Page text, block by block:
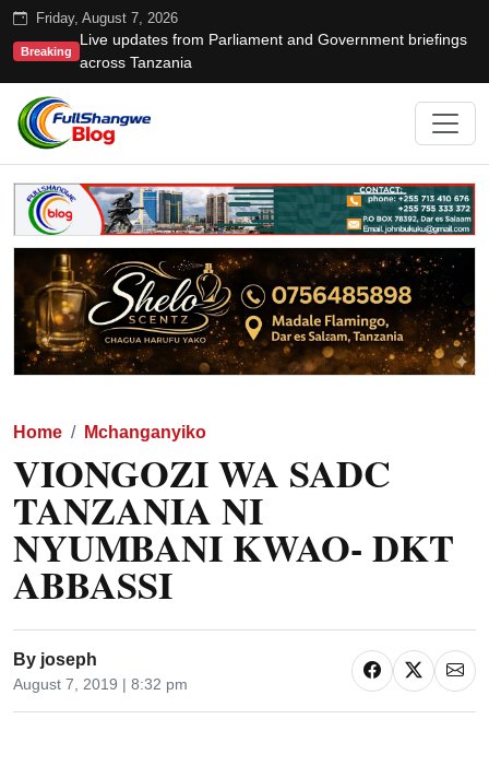
Friday, August 7, 2026
Breaking
Live updates from Parliament and Government briefings
across Tanzania
Home Mchanganyiko
VIONGOZI WA SADC
TANZANIA NI
NYUMBANI KWAO- DKT
ABBASSI
By joseph
August 7, 2019 | 8:32 pm